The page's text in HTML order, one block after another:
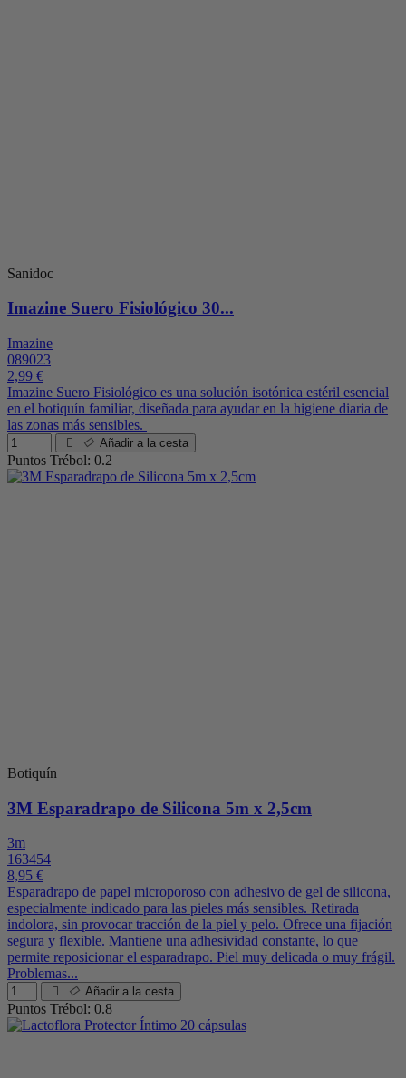
Sanidoc
Imazine Suero Fisiológico 30...
Imazine
089023
2,99 €
Imazine Suero Fisiológico es una solución isotónica estéril esencial
en el botiquín familiar, diseñada para ayudar en la higiene diaria de
las zonas más sensibles.
Añadir a la cesta
Puntos Trébol: 0.2
Botiquín
3M Esparadrapo de Silicona 5m x 2,5cm
3m
163454
8,95 €
Esparadrapo de papel microporoso con adhesivo de gel de silicona,
especialmente indicado para las pieles más sensibles. Retirada
indolora, sin provocar tracción de la piel y pelo. Ofrece una fijación
segura y flexible. Mantiene una adhesividad constante, lo que
permite reposicionar el esparadrapo. Piel muy delicada o muy frágil.
Problemas...
Añadir a la cesta
Puntos Trébol: 0.8